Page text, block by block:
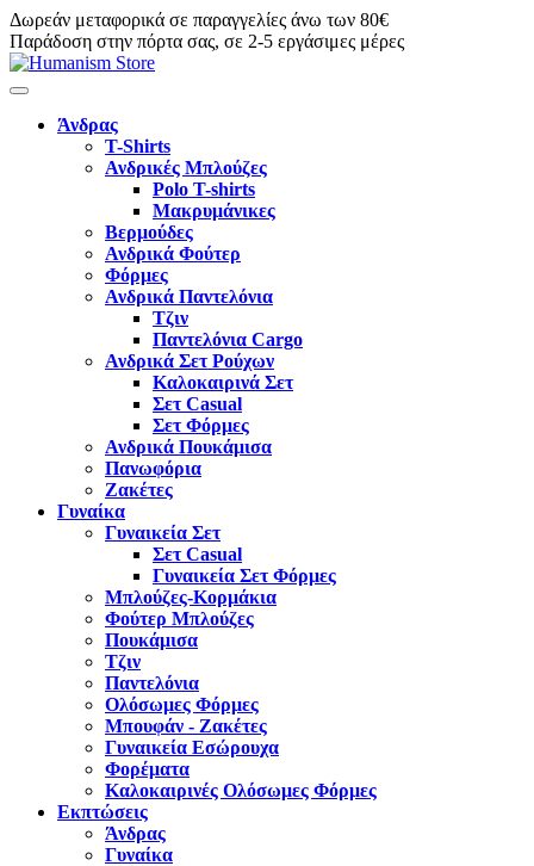
Δωρεάν μεταφορικά σε παραγγελίες άνω των 80€
Παράδοση στην πόρτα σας, σε 2-5 εργάσιμες μέρες
Άνδρας
T-Shirts
Ανδρικές Μπλούζες
Polo T-shirts
Μακρυμάνικες
Βερμούδες
Ανδρικά Φούτερ
Φόρμες
Ανδρικά Παντελόνια
Τζιν
Παντελόνια Cargo
Ανδρικά Σετ Ρούχων
Καλοκαιρινά Σετ
Σετ Casual
Σετ Φόρμες
Ανδρικά Πουκάμισα
Πανωφόρια
Ζακέτες
Γυναίκα
Γυναικεία Σετ
Σετ Casual
Γυναικεία Σετ Φόρμες
Μπλούζες-Κορμάκια
Φούτερ Μπλούζες
Πουκάμισα
Τζιν
Παντελόνια
Ολόσωμες Φόρμες
Μπουφάν - Ζακέτες
Γυναικεία Εσώρουχα
Φορέματα
Καλοκαιρινές Ολόσωμες Φόρμες
Εκπτώσεις
Άνδρας
Γυναίκα